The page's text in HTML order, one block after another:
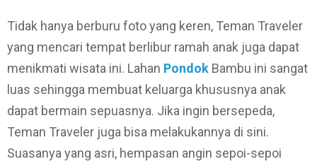
Tidak hanya berburu foto yang keren, Teman Traveler
yang mencari tempat berlibur ramah anak juga dapat
menikmati wisata ini. Lahan Pondok Bambu ini sangat
luas sehingga membuat keluarga khususnya anak
dapat bermain sepuasnya. Jika ingin bersepeda,
Teman Traveler juga bisa melakukannya di sini.
Suasanya yang asri, hempasan angin sepoi-sepoi